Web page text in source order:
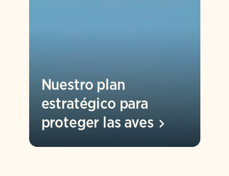
Nuestro plan
estratégico para
proteger las aves